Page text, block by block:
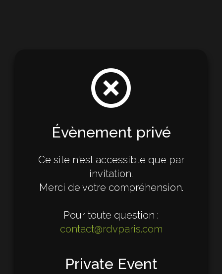
highlight_off
Évènement privé
Ce site n'est accessible que par
invitation.
Merci de votre compréhension.
Pour toute question :
contact@rdvparis.com
Private Event